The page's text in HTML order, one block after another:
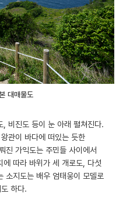
대매물도
비진도 등이 눈 아래 펼쳐진다.
관이 바다에 떠있는 듯한
진 가익도는 주민들 사이에서
에 따라 바위가 세 개로도, 다섯
소지도는 배우 엄태웅이 모델로
하다.